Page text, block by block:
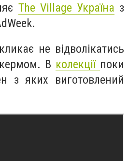
The Village Україна з
не відволікатись
В колекції поки
з яких виготовлений